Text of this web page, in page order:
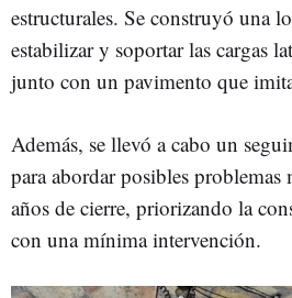
estructurales. Se construyó una
estabilizar y soportar las cargas
junto con un pavimento que
Además, se llevó a cabo un
para abordar posibles problemas
años de cierre, priorizando la
con una mínima intervención.